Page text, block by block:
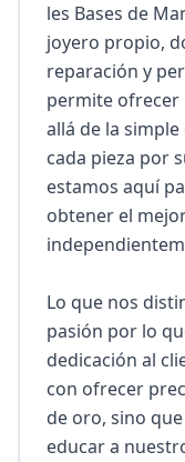
les Bases de
joyero propio,
reparación y
permite ofrecer
allá de la
cada pieza por
estamos aquí
obtener el
Lo que nos
pasión por lo
dedicación al
con ofrecer
de oro, sino
educar a